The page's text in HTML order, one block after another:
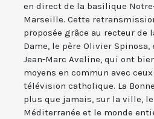
en direct de la basilique
Marseille. Cette
proposée grâce au recteur de
Dame, le père Olivier Spinosa,
Jean-Marc Aveline, qui ont
moyens en commun avec
télévision catholique. La
plus que jamais, sur la ville,
Méditerranée et le monde